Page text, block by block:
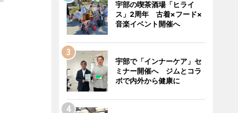
宇部の喫茶酒場「ヒライ
ス」2周年 古着×フード×
音楽イベント開催へ
宇部で「インナーケア」セ
ミナー開催へ ジムとコラ
ボで内外から健康に